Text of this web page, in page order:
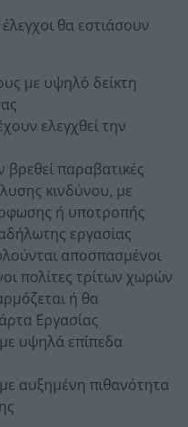
έλεγχοι θα εστιάσουν
με υψηλό δείκτη
ελεγχθεί την
βρεθεί παραβατικές
κινδύνου, με
ή υποτροπής
εργασίας
αποσπασμένοι
πολίτες τρίτων χωρών
ή θα
Εργασίας
υψηλά επίπεδα
αυξημένη πιθανότητα